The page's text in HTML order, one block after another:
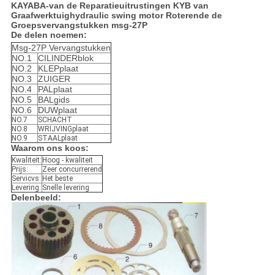
KAYABA-van de Reparatieuitrustingen KYB van
Graafwerktuighydraulic swing motor Roterende de
Groepsvervangstukken msg-27P
De delen noemen:
Msg-27P Vervangstukken
NO.1
CILINDERblok
NO.2
KLEPplaat
NO.3
ZUIGER
NO.4
PALplaat
NO.5
BALgids
NO.6
DUWplaat
NO.7
SCHACHT
NO.8
WRIJVINGplaat
NO.9
STAALplaat
Waarom ons koos:
Kwaliteit: Hoog - kwaliteit
Prijs:
Zeer concurrerend
Servicvs: Het beste
Levering: Snelle levering
Delenbeeld: